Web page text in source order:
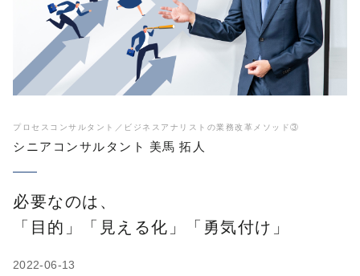
プロセスコンサルタント／ビジネスアナリストの業務改革メソッド③
シニアコンサルタント 美馬 拓人
必要なのは、
「目的」「見える化」「勇気付け」
2022-06-13